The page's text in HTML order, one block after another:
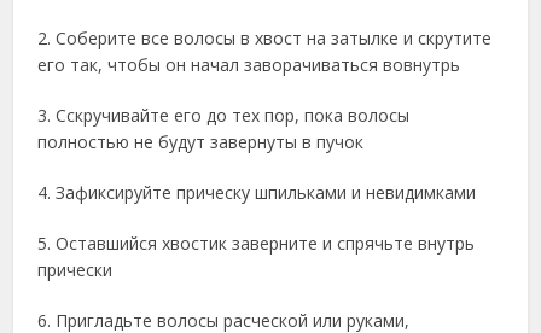
2. Соберите все волосы в хвост на затылке и скрутите
его так, чтобы он начал заворачиваться вовнутрь
3. Сскручивайте его до тех пор, пока волосы
полностью не будут завернуты в пучок
4. Зафиксируйте прическу шпильками и невидимками
5. Оставшийся хвостик заверните и спрячьте внутрь
прически
6. Пригладьте волосы расческой или руками,